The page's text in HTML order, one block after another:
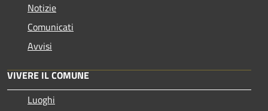
Notizie
Comunicati
Avvisi
VIVERE IL COMUNE
Luoghi